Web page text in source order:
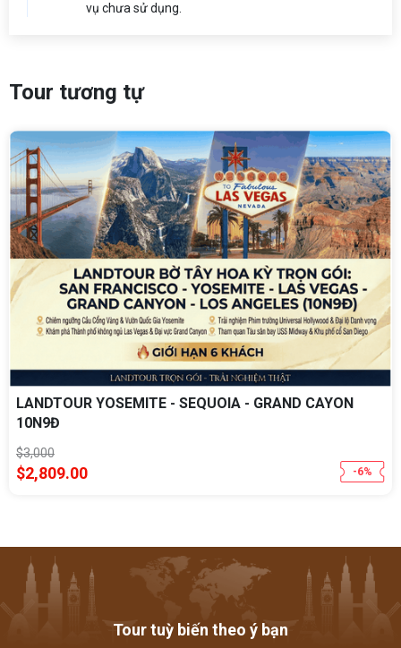
vụ chưa sử dụng.
Tour tương tự
LANDTOUR YOSEMITE - SEQUOIA - GRAND CAYON
10N9Đ
$3,000
$2,809.00 -6%
Tour tuỳ biến theo ý bạn